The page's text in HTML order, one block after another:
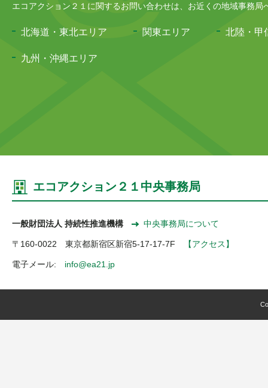
エコアクション２１に関するお問い合わせは、お近くの地域事務
北海道・東北エリア 関東エリア 北陸・甲
九州・沖縄エリア
エコアクション２１中央事務局
一般財団法人 持続性推進機構 中央事務局について
〒160-0022 東京都新宿区新宿5-17-17-7F 【アクセス】
電子メール: info@ea21.jp